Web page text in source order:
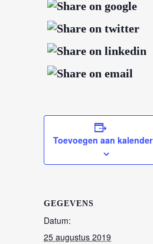
Toevoegen aan kalender
GEGEVENS
Datum:
25 augustus 2019